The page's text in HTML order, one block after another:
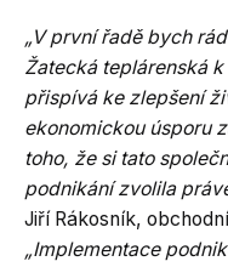
„V první řadě bych
Žatecká teplárenská
přispívá ke zlepšení
ekonomickou úsporu
toho, že si tato
podnikání zvolila
Jiří Rákosník,
„Implementace